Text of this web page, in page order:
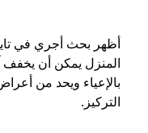
أظهر بحث أجري في
المنزل يمكن أن
بالإعياء ويحد من
التركيز.